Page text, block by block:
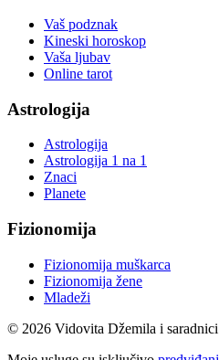
Vaš podznak
Kineski horoskop
Vaša ljubav
Online tarot
Astrologija
Astrologija
Astrologija 1 na 1
Znaci
Planete
Fizionomija
Fizionomija muškarca
Fizionomija žene
Mladeži
© 2026 Vidovita Džemila i